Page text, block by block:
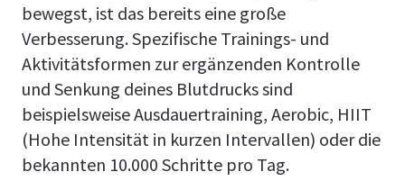
bewegst, ist das bereits eine große
Verbesserung. Spezifische Trainings- und
Aktivitätsformen zur ergänzenden Kontrolle
und Senkung deines Blutdrucks sind
beispielsweise Ausdauertraining, Aerobic, HIIT
(Hohe Intensität in kurzen Intervallen) oder die
bekannten 10.000 Schritte pro Tag.